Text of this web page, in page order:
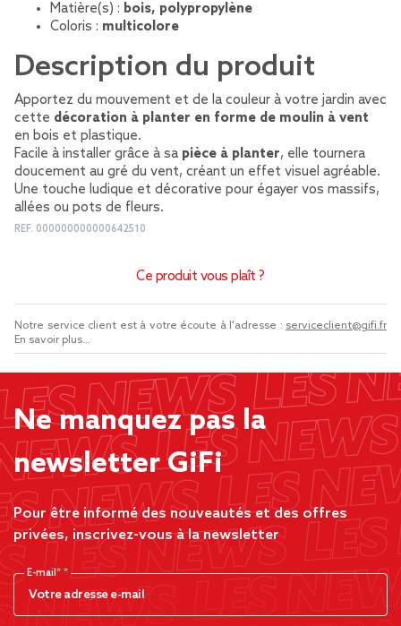
Matière(s) : bois, polypropylène
Coloris : multicolore
Description du produit
Apportez du mouvement et de la couleur à votre jardin avec
cette décoration à planter en forme de moulin à vent
en bois et plastique.
Facile à installer grâce à sa pièce à planter, elle tournera
doucement au gré du vent, créant un effet visuel agréable.
Une touche ludique et décorative pour égayer vos massifs,
allées ou pots de fleurs.
REF. 000000000000642510
Ce produit vous plaît ?
Notre service client est à votre écoute à l'adresse : serviceclient@gifi.fr
En savoir plus...
Ne manquez pas la
newsletter GiFi
Pour être informé des nouveautés et des offres
privées, inscrivez-vous à la newsletter
E-mail*